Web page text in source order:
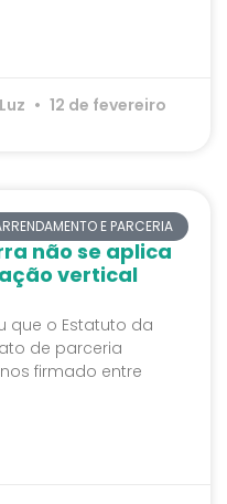
12 de fevereiro
E PARCERIA
não se aplica
vertical
que o Estatuto da
de parceria
firmado entre